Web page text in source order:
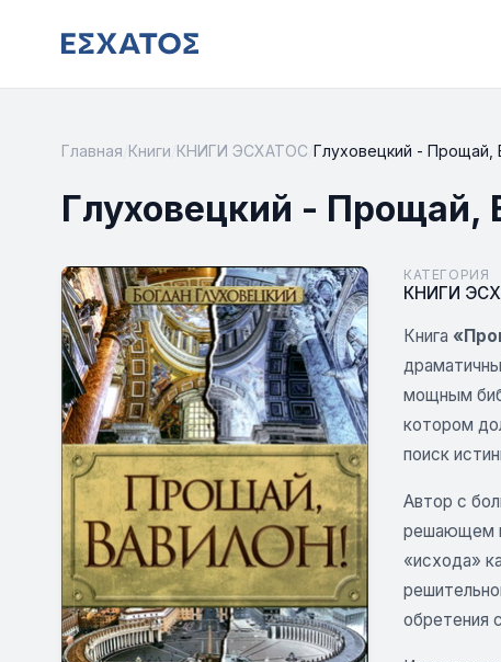
Главная Книги КНИГИ ЭСХАТОС Глуховецкий - Прощай,
Глуховецкий - Прощай,
КАТЕГОРИЯ
КНИГИ
Книга
мощным
котором
поиск
Автор с
решающем
«исхода»
обретения